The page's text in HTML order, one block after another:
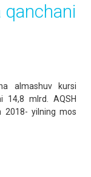
qanchani
almashuv kursi
14,8 mlrd. AQSH
2018- yilning mos